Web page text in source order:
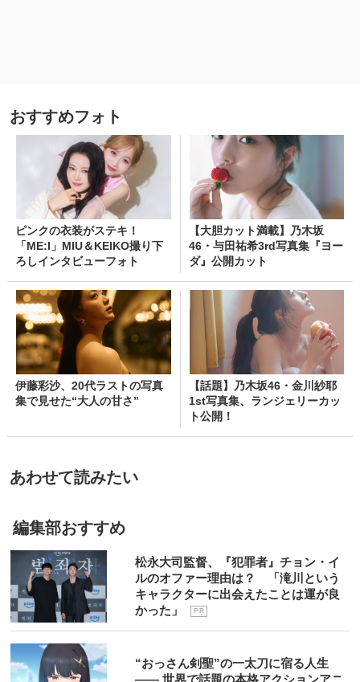
おすすめフォト
ピンクの衣装がステキ！
「ME:I」MIU＆KEIKO撮り下
ろしインタビューフォト
【大胆カット満載】乃木坂
46・与田祐希3rd写真集『ヨー
ダ』公開カット
伊藤彩沙、20代ラストの写真
集で見せた“大人の甘さ”
【話題】乃木坂46・金川紗耶
1st写真集、ランジェリーカッ
ト公開！
あわせて読みたい
編集部おすすめ
松永大司監督、『犯罪者』チョン・イ
ルのオファー理由は？ 「滝川という
キャラクターに出会えたことは運が良
かった」
P R
“おっさん剣聖”の一太刀に宿る人生
―― 世界で話題の本格アクションアニ